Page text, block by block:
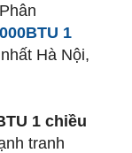
1
Hà Nội,
1 chiều
tranh